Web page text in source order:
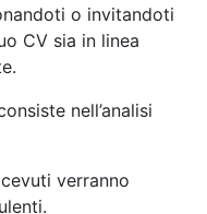
o invitandoti
CV sia in linea
nell’analisi
verranno